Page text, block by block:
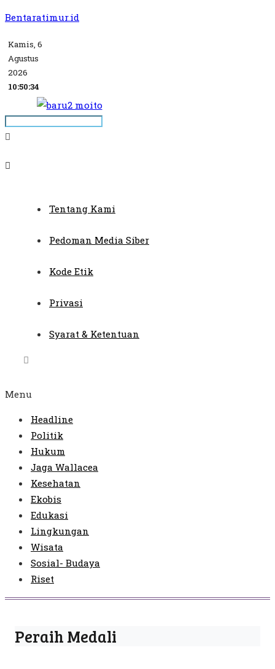
Bentaratimur.id
Kamis, 6
Agustus
2026
10:50:34
Tentang Kami
Pedoman Media Siber
Kode Etik
Privasi
Syarat & Ketentuan
Menu
Headline
Politik
Hukum
Jaga Wallacea
Kesehatan
Ekobis
Edukasi
Lingkungan
Wisata
Sosial- Budaya
Riset
Peraih Medali